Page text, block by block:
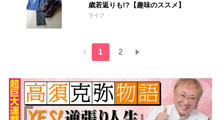
歳若返りも!?【趣味のススメ】
ライフ
1 2